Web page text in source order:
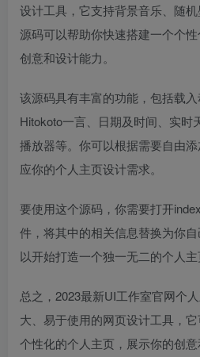
设计工具，它支持背景音乐、随
源码可以帮助你快速搭建一个个
创意和设计能力。
该源码具有丰富的功能，包括载入
Hitokoto一言、日期及时间、实时
播放器等。你可以根据需要自由
应你的个人主页设计需求。
要使用这个源码，你需要打开
件，将其中的相关信息替换为你
以开始打造一个独一无二的个人主
总之，2023最新UI工作室官网个
大、易于使用的网页设计工具，
个性化的个人主页，展示你的创